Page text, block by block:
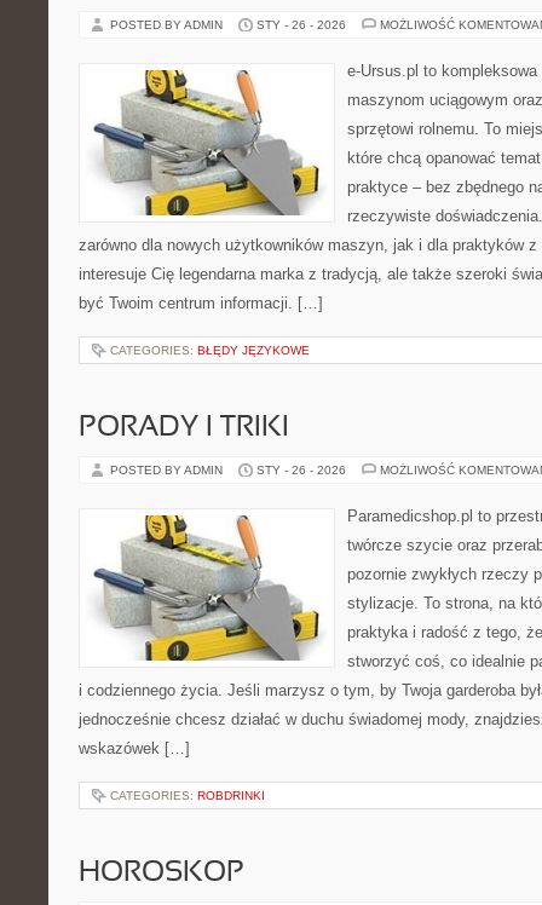
POSTED BY ADMIN STY - 26 - 2026 MOŻLIWOŚĆ
e-Ursus.pl to
maszynom uciągowym
sprzętowi rolnemu. To
które chcą opanować
praktyce – bez zbędnego
rzeczywiste
zarówno dla nowych użytkowników maszyn, jak i dla praktyków
interesuje Cię legendarna marka z tradycją, ale także szeroki
być Twoim centrum informacji. […]
CATEGORIES: BŁĘDY JĘZYKOWE
PORADY I TRIKI
POSTED BY ADMIN STY - 26 - 2026 MOŻLIWOŚĆ
Paramedicshop.pl to
twórcze szycie oraz
pozornie zwykłych rzeczy
stylizacje. To strona, na
praktyka i radość z tego,
stworzyć coś, co idealnie
i codziennego życia. Jeśli marzysz o tym, by Twoja garderoba
jednocześnie chcesz działać w duchu świadomej mody,
wskazówek […]
CATEGORIES: ROBDRINKI
HOROSKOP